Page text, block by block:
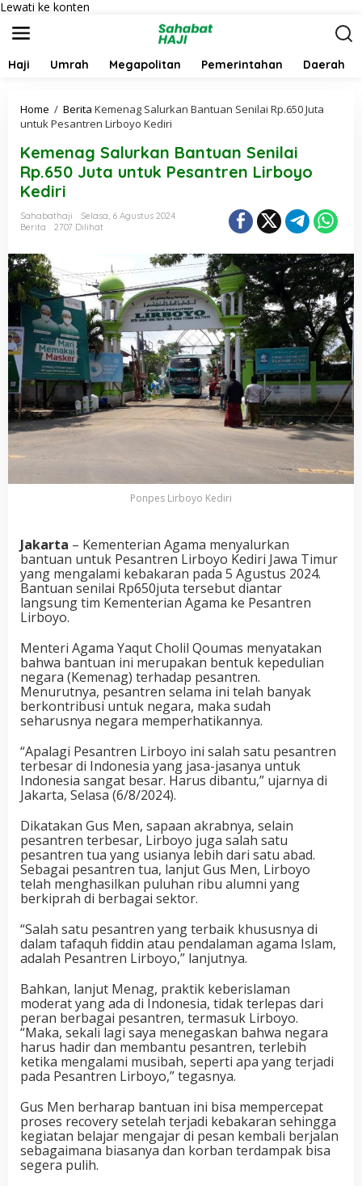
Lewati ke konten
Haji Umrah Megapolitan Pemerintahan Daerah
Home / Berita Kemenag Salurkan Bantuan Senilai Rp.650 Juta
untuk Pesantren Lirboyo Kediri
Kemenag Salurkan Bantuan Senilai
Rp.650 Juta untuk Pesantren Lirboyo
Kediri
Sahabathaji
Selasa, 6 Agustus 2024
Berita
2707 Dilihat
Ponpes Lirboyo Kediri
Jakarta – Kementerian Agama menyalurkan
bantuan untuk Pesantren Lirboyo Kediri Jawa Timur
yang mengalami kebakaran pada 5 Agustus 2024.
Bantuan senilai Rp650juta tersebut diantar
langsung tim Kementerian Agama ke Pesantren
Lirboyo.
Menteri Agama Yaqut Cholil Qoumas menyatakan
bahwa bantuan ini merupakan bentuk kepedulian
negara (Kemenag) terhadap pesantren.
Menurutnya, pesantren selama ini telah banyak
berkontribusi untuk negara, maka sudah
seharusnya negara memperhatikannya.
“Apalagi Pesantren Lirboyo ini salah satu pesantren
terbesar di Indonesia yang jasa-jasanya untuk
Indonesia sangat besar. Harus dibantu,” ujarnya di
Jakarta, Selasa (6/8/2024).
Dikatakan Gus Men, sapaan akrabnya, selain
pesantren terbesar, Lirboyo juga salah satu
pesantren tua yang usianya lebih dari satu abad.
Sebagai pesantren tua, lanjut Gus Men, Lirboyo
telah menghasilkan puluhan ribu alumni yang
berkiprah di berbagai sektor.
“Salah satu pesantren yang terbaik khususnya di
dalam tafaquh fiddin atau pendalaman agama Islam,
adalah Pesantren Lirboyo,” lanjutnya.
Bahkan, lanjut Menag, praktik keberislaman
moderat yang ada di Indonesia, tidak terlepas dari
peran berbagai pesantren, termasuk Lirboyo.
“Maka, sekali lagi saya menegaskan bahwa negara
harus hadir dan membantu pesantren, terlebih
ketika mengalami musibah, seperti apa yang terjadi
pada Pesantren Lirboyo,” tegasnya.
Gus Men berharap bantuan ini bisa mempercepat
proses recovery setelah terjadi kebakaran sehingga
kegiatan belajar mengajar di pesan kembali berjalan
sebagaimana biasanya dan korban terdampak bisa
segera pulih.